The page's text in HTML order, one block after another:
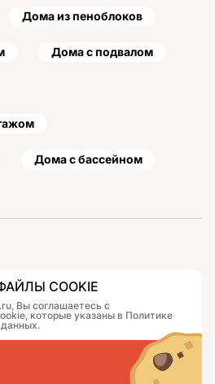
Дома из пеноблоков
Дома с подвалом
Дома с бассейном
Контакты
Журнал
Как заказать
COOKIE
Вы соглашаетесь с
которые указаны в Политике